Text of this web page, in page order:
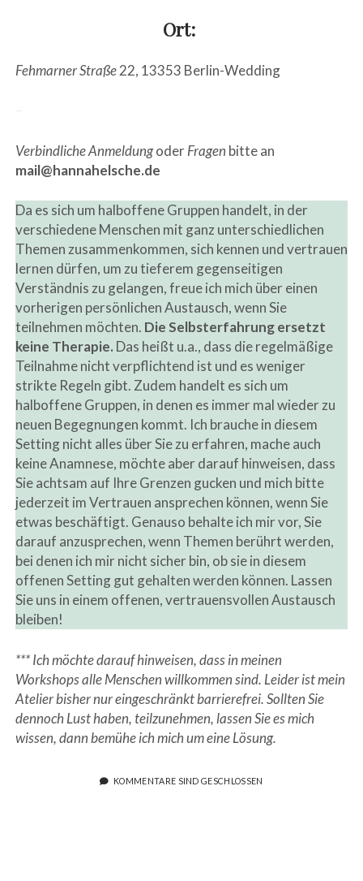
Ort:
Fehmarner Straße22, 13353 Berlin-Wedding
Verbindliche AnmeldungoderFragen bitte an
mail@hannahelsche.de
Da es sich um halboffene Gruppen handelt, in der
verschiedene Menschen mit ganz unterschiedlichen
Themen zusammenkommen, sich kennen und vertrauen
lernen dürfen, um zu tieferem gegenseitigen
Verständnis zu gelangen, freue ich mich über einen
vorherigen persönlichen Austausch, wenn Sie
teilnehmen möchten. Die Selbsterfahrung ersetzt
keine Therapie. Das heißt u.a., dass die regelmäßige
Teilnahme nicht verpflichtend ist und es weniger
strikte Regeln gibt. Zudem handelt es sich um
halboffene Gruppen, in denen es immer mal wieder zu
neuen Begegnungen kommt. Ich brauche in diesem
Setting nicht alles über Sie zu erfahren, mache auch
keine Anamnese, möchte aber darauf hinweisen, dass
Sie achtsam auf Ihre Grenzen gucken und mich bitte
jederzeit im Vertrauen ansprechen können, wenn Sie
etwas beschäftigt. Genauso behalte ich mir vor, Sie
darauf anzusprechen, wenn Themen berührt werden,
bei denen ich mir nicht sicher bin, ob sie in diesem
offenen Setting gut gehalten werden können. Lassen
Sie uns in einem offenen, vertrauensvollen Austausch
bleiben!
*** Ich möchte darauf hinweisen, dass in meinen
Workshops alle Menschen willkommen sind. Leider ist mein
Atelier bisher nur eingeschränkt barrierefrei. Sollten Sie
dennoch Lust haben, teilzunehmen, lassen Sie es mich
wissen, dann bemühe ich mich um eine Lösung.
KOMMENTARE SIND GESCHLOSSEN